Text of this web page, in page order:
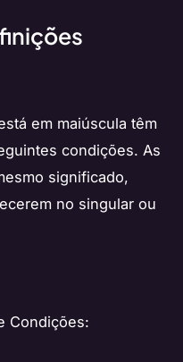
em maiúscula têm
condições. As
significado,
no singular ou
Condições: